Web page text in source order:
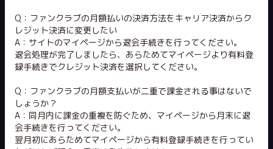
Q：ファンクラブの月額払いの決済方法をキャリア決済からク
レジット決済に変更したい
A：サイトのマイページから退会手続きを行ってください。
退会処理が完了しましたら、あらためてマイページより有料登
録手続きでクレジット決済を選択してください。
Q：ファンクラブの月額支払いが二重で課金される事はないで
しょうか？
A：同月内に課金の重複を防ぐため、マイページから月末に退
会手続きを行ってください。
翌月初にあらためてマイページから有料登録手続きを行ってい